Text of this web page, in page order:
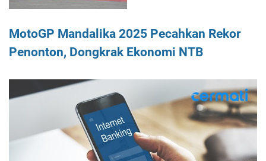
MotoGP Mandalika 2025 Pecahkan Rekor
Penonton, Dongkrak Ekonomi NTB